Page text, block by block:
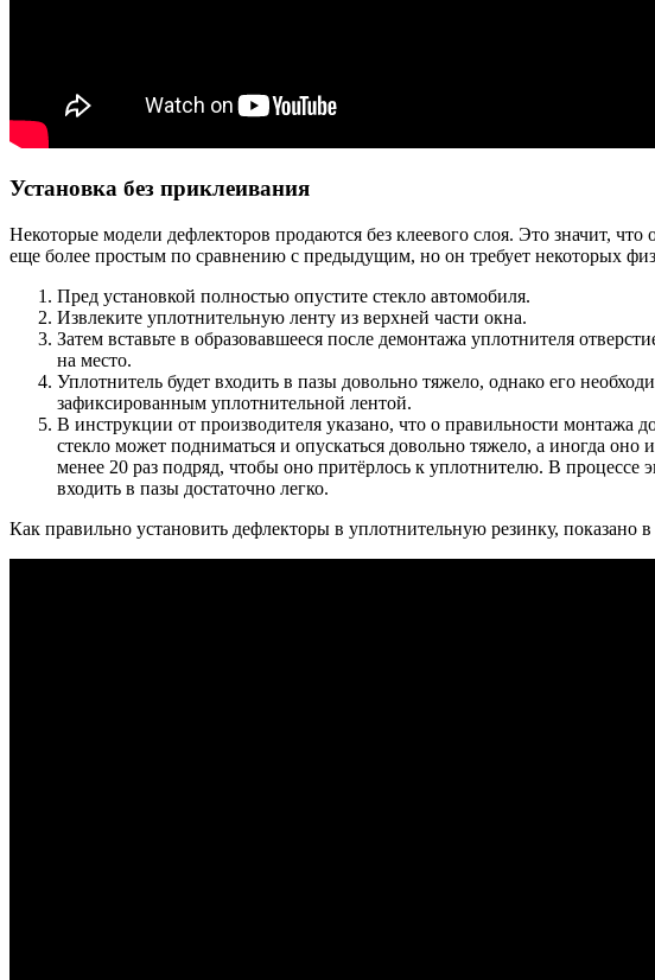
Установка без приклеивания
Некоторые модели дефлекторов продаются без клеевого слоя. Это значит,
еще более простым по сравнению с предыдущим, но он требует некоторых
Пред установкой полностью опустите стекло автомобиля.
Извлеките уплотнительную ленту из верхней части окна.
Затем вставьте в образовавшееся после демонтажа уплотнителя
на место.
Уплотнитель будет входить в пазы довольно тяжело, однако его
зафиксированным уплотнительной лентой.
В инструкции от производителя указано, что о правильности монтажа
стекло может подниматься и опускаться довольно тяжело, а иногда оно
менее 20 раз подряд, чтобы оно притёрлось к уплотнителю. В процессе
входить в пазы достаточно легко.
Как правильно установить дефлекторы в уплотнительную резинку, показано